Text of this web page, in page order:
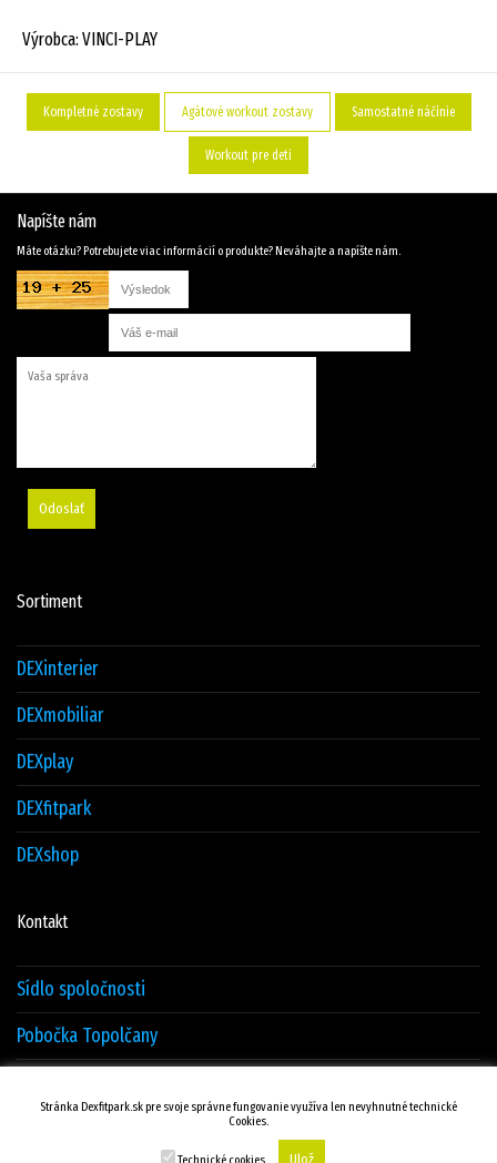
Výrobca: VINCI-PLAY
Kompletné zostavy Agátové workout zostavy Samostatné náčinie
Workout pre deti
Napíšte nám
Máte otázku? Potrebujete viac informácií o produkte? Neváhajte a napíšte nám.
Odoslať
Sortiment
DEXinterier
DEXmobiliar
DEXplay
DEXfitpark
DEXshop
Kontakt
Sídlo spoločnosti
Pobočka Topolčany
Stránka Dexfitpark.sk pre svoje správne fungovanie využíva len nevyhnutné technické
Cookies.